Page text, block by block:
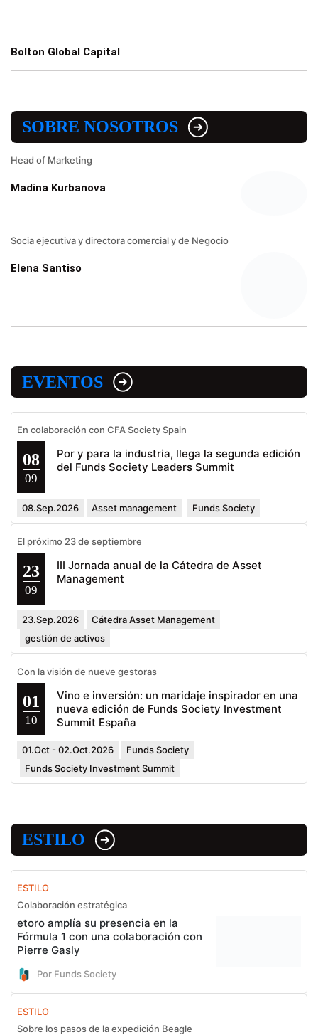
Bolton Global Capital
SOBRE NOSOTROS
Head of Marketing
Madina Kurbanova
Socia ejecutiva y directora comercial y de Negocio
Elena Santiso
EVENTOS
En colaboración con CFA Society Spain
08
09
Por y para la industria, llega la segunda edición
del Funds Society Leaders Summit
08.Sep.2026 Asset management Funds Society
El próximo 23 de septiembre
23
09
III Jornada anual de la Cátedra de Asset
Management
23.Sep.2026
Cátedra Asset Management
gestión de activos
Con la visión de nueve gestoras
01
10
Vino e inversión: un maridaje inspirador en una
nueva edición de Funds Society Investment
Summit España
01.Oct - 02.Oct.2026
Funds Society
Funds Society Investment Summit
ESTILO
ESTILO
Colaboración estratégica
etoro amplía su presencia en la
Fórmula 1 con una colaboración con
Pierre Gasly
Por Funds Society
ESTILO
Sobre los pasos de la expedición Beagle